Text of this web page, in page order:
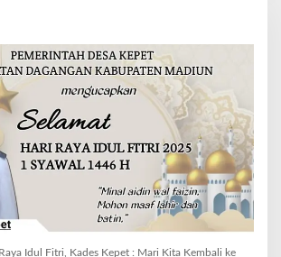
Idul Fitri, Kades Kepet : Mari Kita Kembali ke